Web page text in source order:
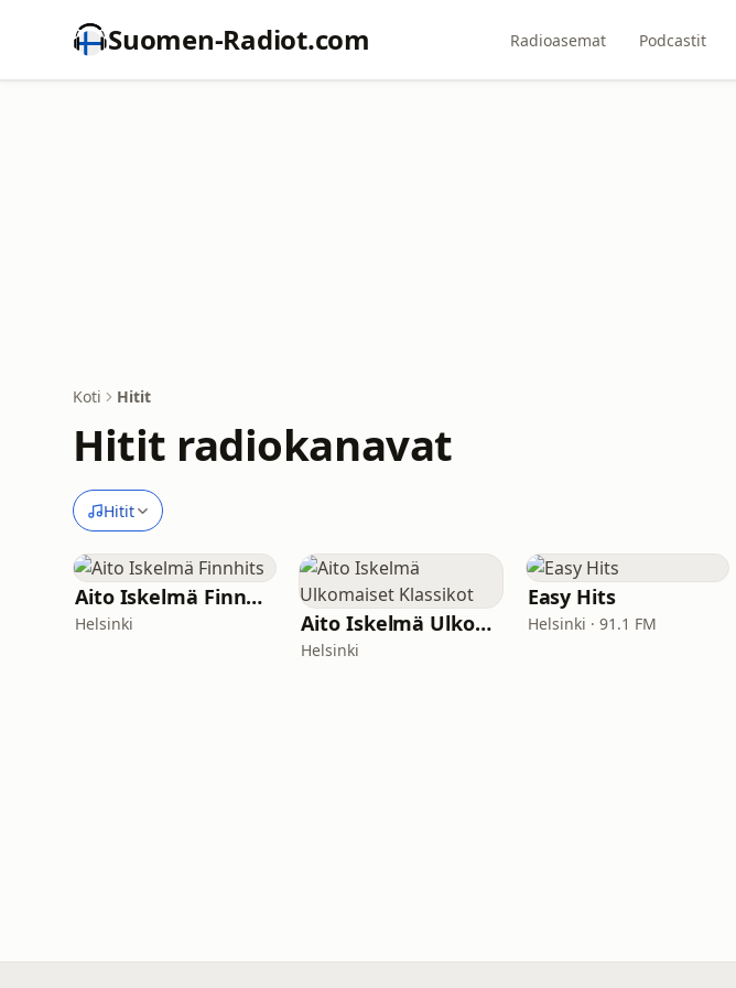
Suomen-Radiot.com Radioasemat Podcastit
Koti Hitit
Hitit radiokanavat
Hitit
Aito Iskelmä Finnhits
Helsinki Aito Iskelmä Ulkomaiset Klassikot
Helsinki
Easy Hits
Helsinki · 91.1 FM